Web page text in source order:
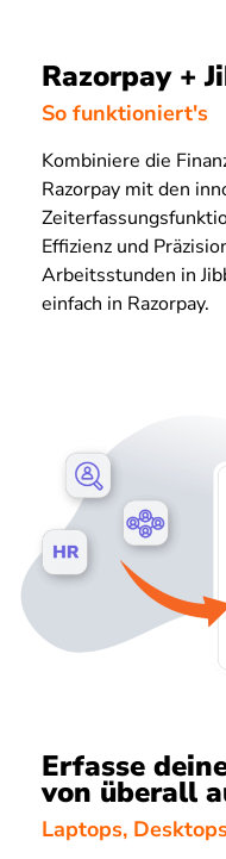
Razorpay +
So funktioniert's
Kombiniere die
Razorpay mit den
Effizienz und
Arbeitsstunden in
einfach in Razorpay.
Erfasse
von überall
Laptops,